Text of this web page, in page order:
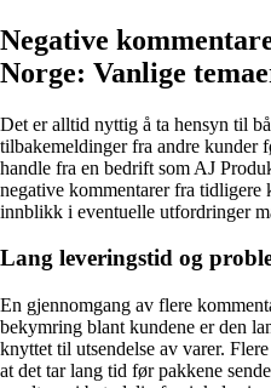
Negative
Norge: Vanlige
Det er alltid nyttig å ta hensyn til
tilbakemeldinger fra andre kunder
handle fra en bedrift som AJ
negative kommentarer fra tidligere
innblikk i eventuelle utfordringer
Lang leveringstid og
En gjennomgang av flere
bekymring blant kundene er den
knyttet til utsendelse av varer.
at det tar lang tid før pakkene